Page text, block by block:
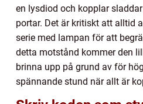
en lysdiod och kopplar
portar. Det är kritiskt att alltid
serie med lampan för att
detta motstånd kommer den
brinna upp på grund av för
spännande stund när allt är